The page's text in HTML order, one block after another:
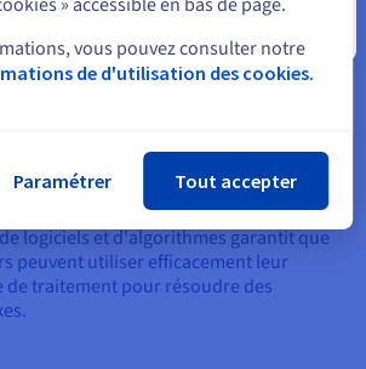
permettant aux programmeurs
le plus rapide inhérent à leur code.
les environnements de
des solutions efficaces pour
quotidiennes.
logiciels et d'algorithmes garantit que
peuvent utiliser efficacement leur
de traitement pour résoudre des
vous pouvez consulter notre
de d'utilisation des cookies.
Paramétrer Tout accepter